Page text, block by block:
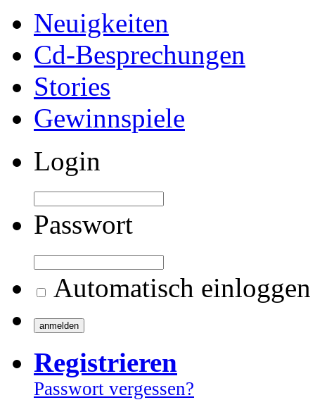
Neuigkeiten
Cd-Besprechungen
Stories
Gewinnspiele
Login
Passwort
Automatisch einloggen
Registrieren
Passwort vergessen?